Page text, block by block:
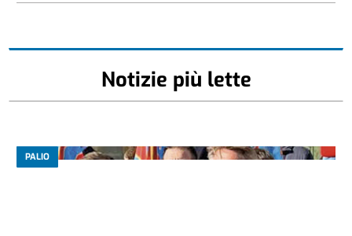
Notizie più lette
PALIO